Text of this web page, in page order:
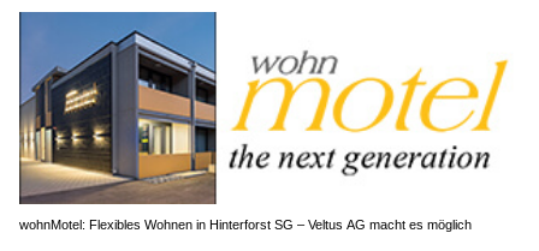
wohnMotel: Flexibles Wohnen in Hinterforst SG – Veltus AG macht es möglich